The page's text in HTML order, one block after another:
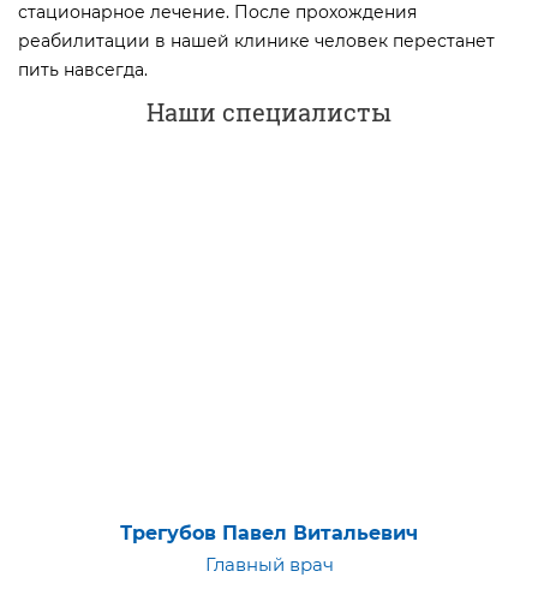
стационарное лечение. После прохождения
реабилитации в нашей клинике человек перестанет
пить навсегда.
Наши специалисты
Трегубов Павел Витальевич
Главный врач